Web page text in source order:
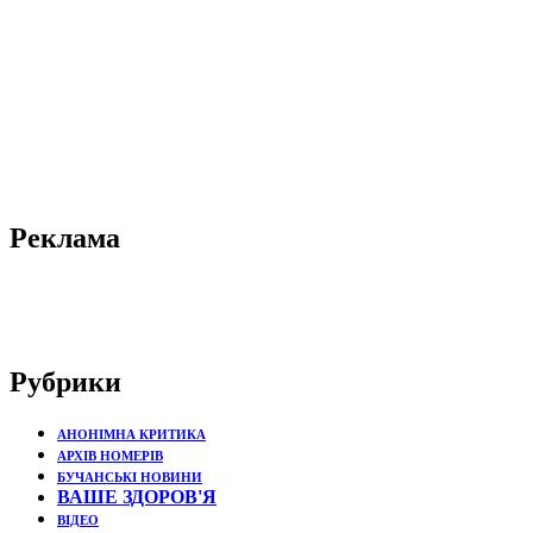
Реклама
Рубрики
АНОНІМНА КРИТИКА
АРХІВ НОМЕРІВ
БУЧАНСЬКІ НОВИНИ
ВАШЕ ЗДОРОВ'Я
ВІДЕО